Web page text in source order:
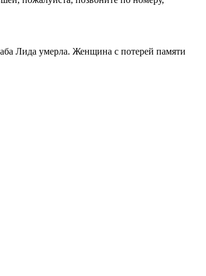
Лида умерла. Женщина с потерей памяти